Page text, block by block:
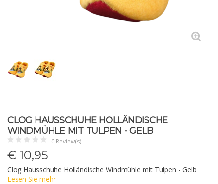
CLOG HAUSSCHUHE HOLLÄNDISCHE
WINDMÜHLE MIT TULPEN - GELB
0 Review(s)
€ 10,95
Clog Hausschuhe Holländische Windmühle mit Tulpen - Gelb
Lesen Sie mehr